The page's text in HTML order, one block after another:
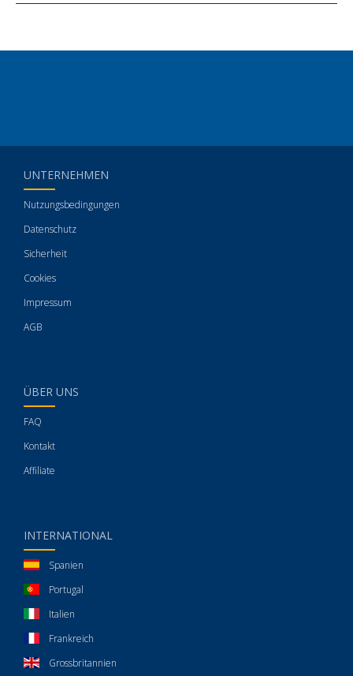
UNTERNEHMEN
Nutzungsbedingungen
Datenschutz
Sicherheit
Cookies
Impressum
AGB
ÜBER UNS
FAQ
Kontakt
Affiliate
INTERNATIONAL
Spanien
Portugal
Italien
Frankreich
Grossbritannien